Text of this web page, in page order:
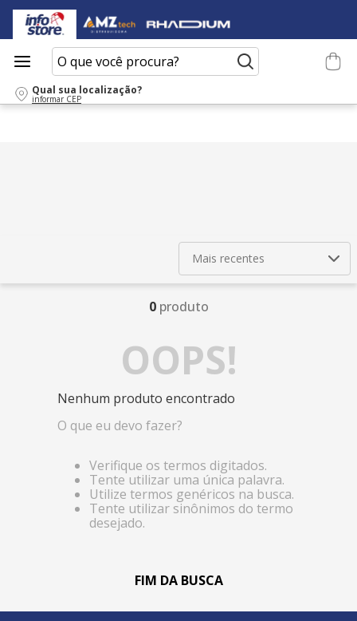
O que você procura?
Qual sua localização?
informar CEP
Mais recentes
0 produto
OOPS!
Nenhum produto encontrado
O que eu devo fazer?
Verifique os termos digitados.
Tente utilizar uma única palavra.
Utilize termos genéricos na busca.
Tente utilizar sinônimos do termo
desejado.